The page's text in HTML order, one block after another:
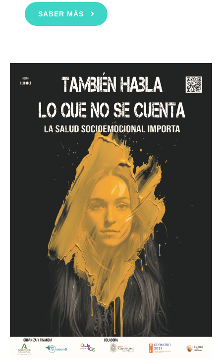
SABER MÁS